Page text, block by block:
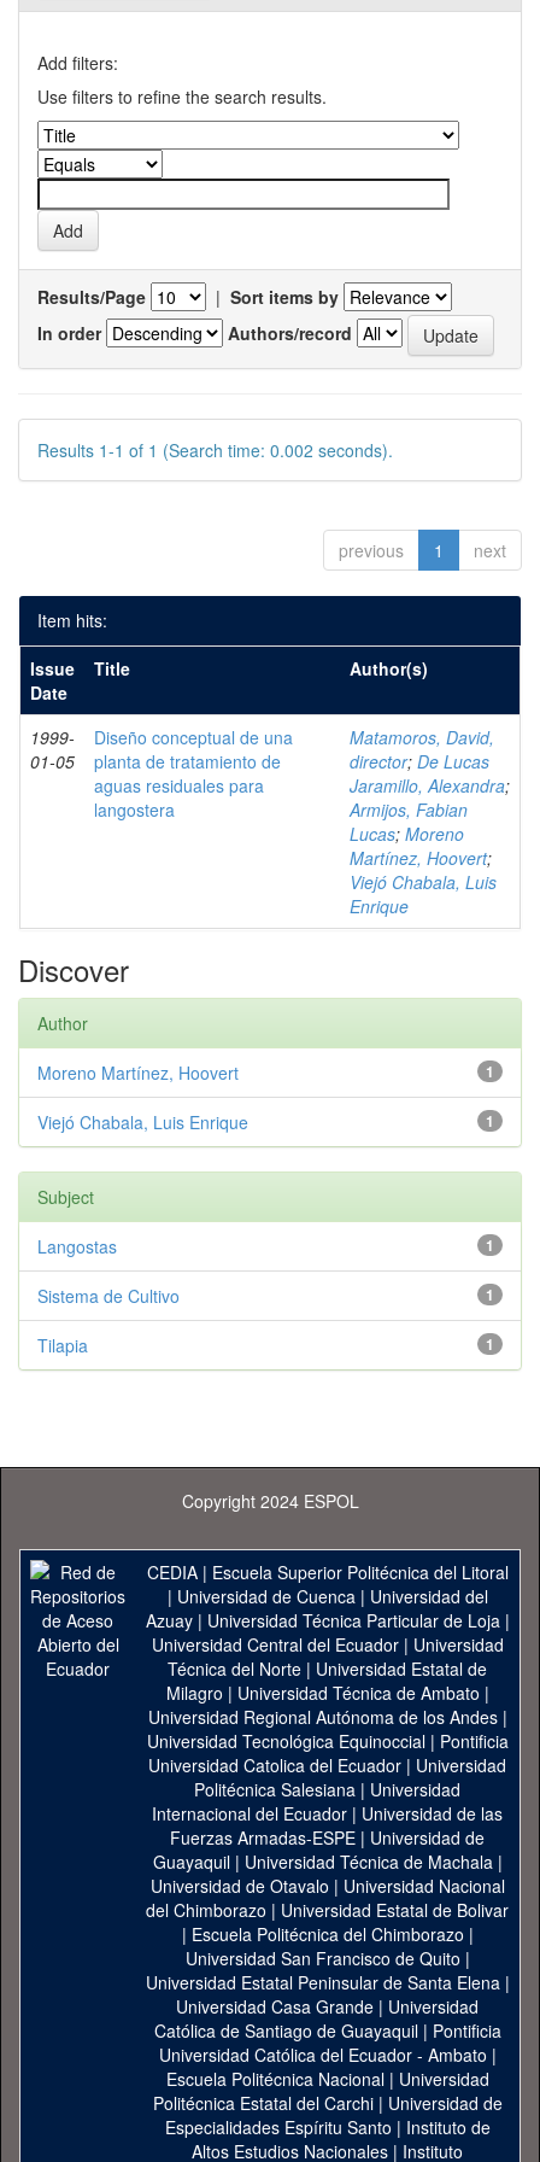
Add filters:
Use filters to refine the search results.
Results/Page | Sort items by
In order
Authors/record
Results 1-1 of 1 (Search time: 0.002 seconds).
previous 1 next
Item hits:
Issue
Date
Title Author(s)
1999-
01-05
Diseño conceptual de una
planta de tratamiento de
aguas residuales para
langostera
Matamoros, David,
director; De Lucas
Jaramillo, Alexandra;
Armijos, Fabian
Lucas; Moreno
Martínez, Hoovert;
Viejó Chabala, Luis
Enrique
Discover
Author
1
Moreno Martínez, Hoovert
1
Viejó Chabala, Luis Enrique
Subject
1
Langostas
1
Sistema de Cultivo
1
Tilapia
Copyright 2024 ESPOL
CEDIA| Escuela Superior Politécnica del Litoral
| Universidad de Cuenca| Universidad del
Azuay| Universidad Técnica Particular de Loja|
Universidad Central del Ecuador| Universidad
Técnica del Norte | Universidad Estatal de
Milagro | Universidad Técnica de Ambato |
Universidad Regional Autónoma de los Andes|
Universidad Tecnológica Equinoccial| Pontificia
Universidad Catolica del Ecuador | Universidad
Politécnica Salesiana | Universidad
Internacional del Ecuador | Universidad de las
Fuerzas Armadas-ESPE | Universidad de
Guayaquil| Universidad Técnica de Machala|
Universidad de Otavalo | Universidad Nacional
del Chimborazo | Universidad Estatal de Bolivar
| Escuela Politécnica del Chimborazo |
Universidad San Francisco de Quito |
Universidad Estatal Peninsular de Santa Elena|
Universidad Casa Grande | Universidad
Católica de Santiago de Guayaquil| Pontificia
Universidad Católica del Ecuador - Ambato |
Escuela Politécnica Nacional| Universidad
Politécnica Estatal del Carchi| Universidad de
Especialidades Espíritu Santo | Instituto de
Altos Estudios Nacionales | Instituto